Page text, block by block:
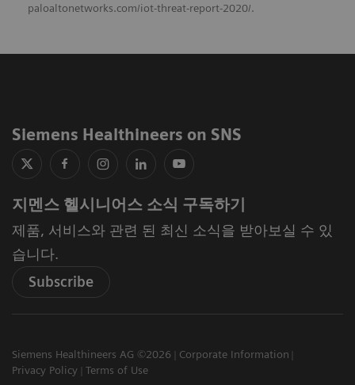
paloaltonetworks.com/iot-threat-report-2020/.
Siemens Healthineers on SNS
지멘스 헬시니어스 소식 구독하기
제품, 서비스와 관련 된 최신 소식을 받아보실 수 있
습니다.
Subscribe
Siemens Healthineers AG ©2026
Corporate Information
Privacy Policy
Terms of Use